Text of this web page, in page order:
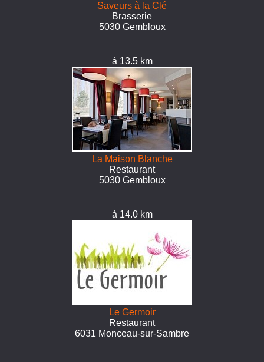
Saveurs à la Clé
Brasserie
5030 Gembloux
à 13.5 km
La Maison Blanche
Restaurant
5030 Gembloux
à 14.0 km
Le Germoir
Restaurant
6031 Monceau-sur-Sambre